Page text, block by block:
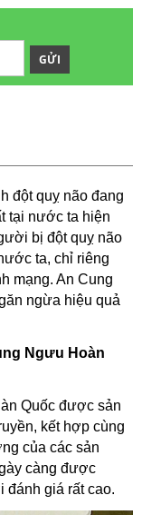
GỬI
đột quỵ não đang
tại nước ta hiện
bị đột quỵ não
ta, chỉ riêng
mạng. An Cung
ngừa hiệu quả
Ngưu Hoàn
Quốc được sản
kết hợp cùng
của các sản
càng được
đánh giá rất cao.